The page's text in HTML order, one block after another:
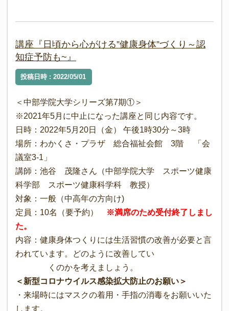
講座『日頃から心がける”健康身体”づくり～認
知症予防も~』
投稿日時 : 2022/05/01
＜中部学院大学シリーズ第7期①＞
※2021年5月に中止になった講座と同じ内容です。
日時：2022年5月20日（金） 午後1時30分～3時
場所：わかくさ・プラザ 総合福祉会館 3階 「会
議室3-1」
講師：池谷 茂隆さん（中部学院大学 スポーツ健康
科学部 スポーツ健康科学科 教授）
対象：一般（中高年の方向け)
定員：10名（要予約）
※満席のため受付終了しまし
た。
内容：健康身体つくりには生活習慣の改善が必要と言
われています。どのように改善してい
くのかを考えましょう。
＜新型コロナウイルス感染拡大防止のお願い＞
・来場時にはマスクの着用・手指の消毒をお願いいた
します。